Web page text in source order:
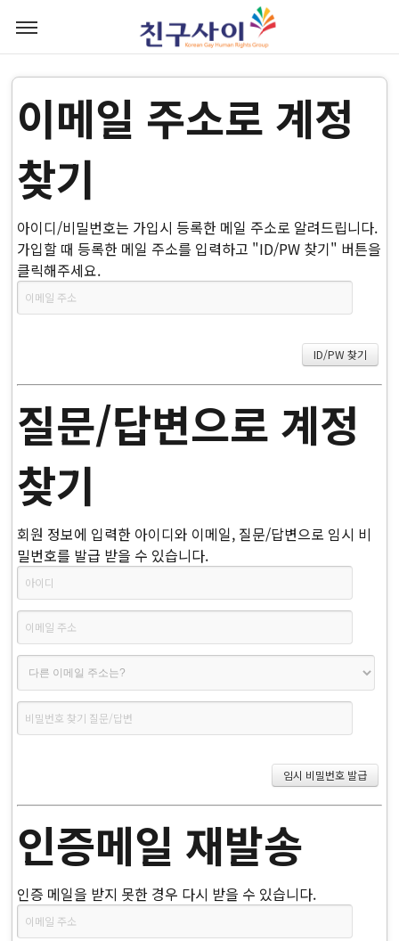
이메일 주소로 계정
찾기
아이디/비밀번호는 가입시 등록한 메일 주소로 알려드립니다.
가입할 때 등록한 메일 주소를 입력하고 "ID/PW 찾기" 버튼을
클릭해주세요.
질문/답변으로 계정
찾기
회원 정보에 입력한 아이디와 이메일, 질문/답변으로 임시 비
밀번호를 발급 받을 수 있습니다.
인증메일 재발송
인증 메일을 받지 못한 경우 다시 받을 수 있습니다.